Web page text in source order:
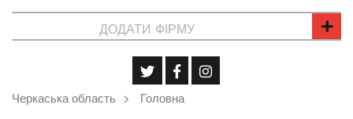
ДОДАТИ ФІРМУ
Черкаська область Головна